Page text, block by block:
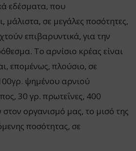
εδέσματα, που
μάλιστα, σε μεγάλες ποσότητες,
επιβαρυντικά, για την
Το αρνίσιο κρέας είναι
επομένως, πλούσιο, σε
ψημένου αρνιού
30 γρ. πρωτεΐνες, 400
στον οργανισμό μας, το μισό της
ποσότητας, σε